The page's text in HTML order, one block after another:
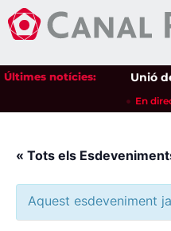
Últimes notícies: Unió
En
« Tots els
Aquest esdeveniment